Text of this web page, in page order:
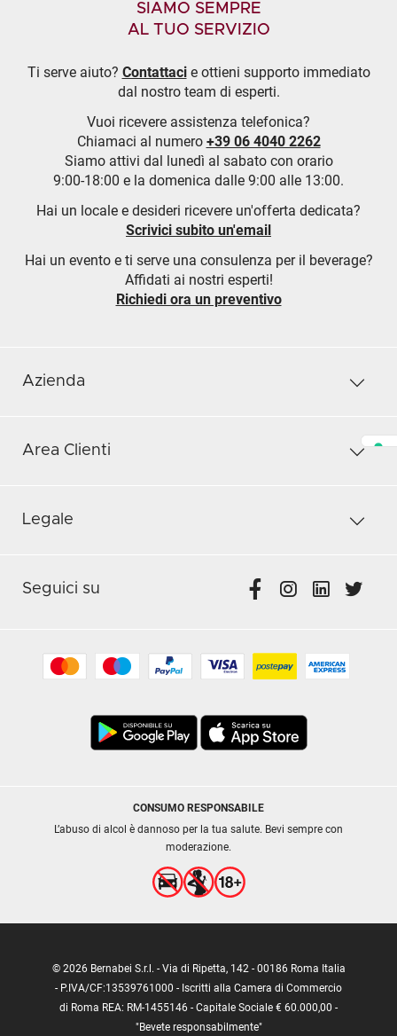
SIAMO SEMPRE
AL TUO SERVIZIO
Ti serve aiuto? Contattacie ottieni supporto immediato
dal nostro team di esperti.
Vuoi ricevere assistenza telefonica?
Chiamaci al numero +39 06 4040 2262
Siamo attivi dal lunedì al sabato con orario
9:00-18:00 e la domenica dalle 9:00 alle 13:00.
Hai un locale e desideri ricevere un'offerta dedicata?
Scrivici subito un'email
Hai un evento e ti serve una consulenza per il beverage?
Affidati ai nostri esperti!
Richiedi ora un preventivo
Azienda
Area Clienti
Legale
Seguici su
CONSUMO RESPONSABILE
L’abuso di alcol è dannoso per la tua salute. Bevi sempre con
moderazione.
© 2026 Bernabei S.r.l. - Via di Ripetta, 142 - 00186 Roma Italia
- P.IVA/CF:13539761000 - Iscritti alla Camera di Commercio
di Roma REA: RM-1455146 - Capitale Sociale € 60.000,00 -
"Bevete responsabilmente"